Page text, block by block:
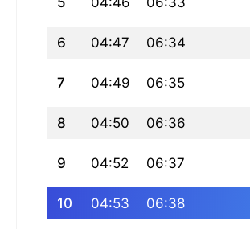
6 04:47 06:34
7 04:49 06:35
8 04:50 06:36
9 04:52 06:37
10 04:53 06:38